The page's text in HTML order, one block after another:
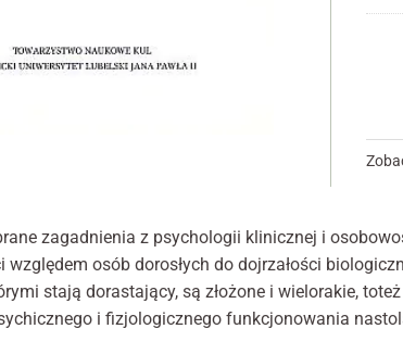
zagadnienia z psychologii klinicznej i
względem osób dorosłych do dojrzałości
stają dorastający, są złożone i wielorakie,
i fizjologicznego funkcjonowania